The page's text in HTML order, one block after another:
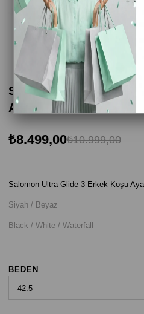
Salomon Ultra Glide 3
Ayakkabısı - Siyah /
₺10.999,00
₺8.499,00
Salomon Ultra Glide 3 Erkek Koşu
Siyah / Beyaz
Black / White / Waterfall
BEDEN